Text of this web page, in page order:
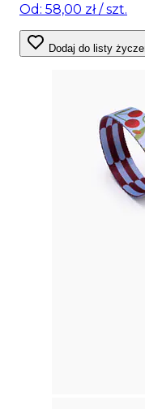
Od: 58,00 zł/ szt.
Dodaj do listy